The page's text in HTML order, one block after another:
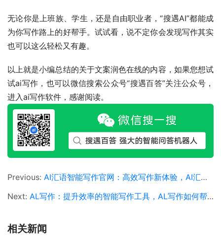
无论你是上班族、学生，还是自由职业者，“搜遇AI”都能成
为你写作路上的好帮手。试试看，说不定你会发现写作其实
也可以这么轻松又有趣。
以上就是小编总结的关于文案润色在线的内容，如果您想试
试ai写作，也可以微信搜索公众号“搜遇百答”关注公众号，
进入ai写作软件，感谢阅读。
Previous: AI汇语智能写作官网：高效写作新体验，AI汇语智能写作官网功能与使用指南
Next: AL写作：提升效率的智能写作工具，AL写作如何帮助用户提高写作效率和质量
相关新闻